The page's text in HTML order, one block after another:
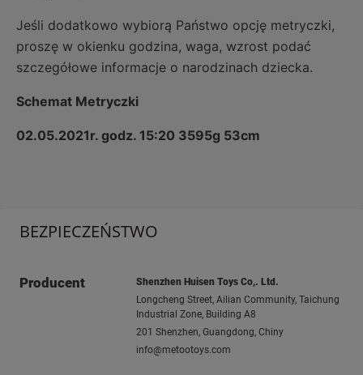
Jeśli dodatkowo wybiorą Państwo opcję metryczki,
proszę w okienku godzina, waga, wzrost podać
szczegółowe informacje o narodzinach dziecka.
Schemat Metryczki
02.05.2021r. godz. 15:20 3595g 53cm
BEZPIECZEŃSTWO
Producent
Shenzhen Huisen Toys Co,. Ltd.
Longcheng Street, Ailian Community, Taichung
Industrial Zone, Building A8
201 Shenzhen, Guangdong, Chiny
info@metootoys.com